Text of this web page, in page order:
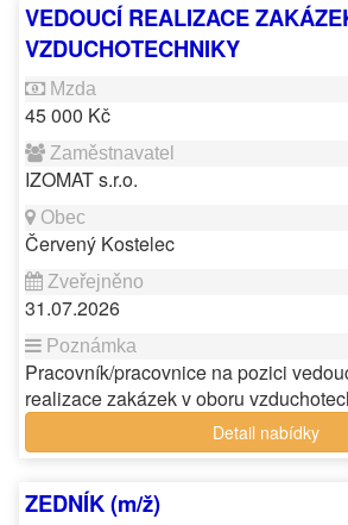
VEDOUCÍ REALIZACE
VZDUCHOTECHNIKY
45 000 Kč
IZOMAT s.r.o.
Červený Kostelec
31.07.2026
Pracovník/pracovnice na pozici
realizace zakázek v oboru
Detail nabídky
ZEDNÍK (m/ž)